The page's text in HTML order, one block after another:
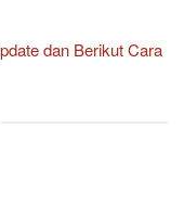
dan Berikut Cara